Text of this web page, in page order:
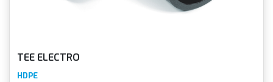
TEE ELECTRO
HDPE